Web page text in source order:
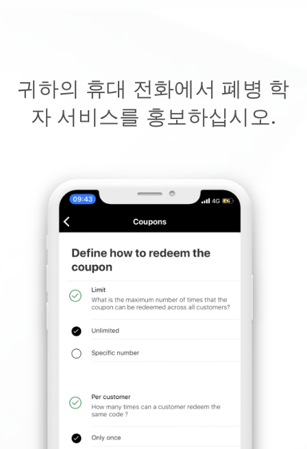
귀하의 휴대 전화에서 폐병 학
자 서비스를 홍보하십시오.